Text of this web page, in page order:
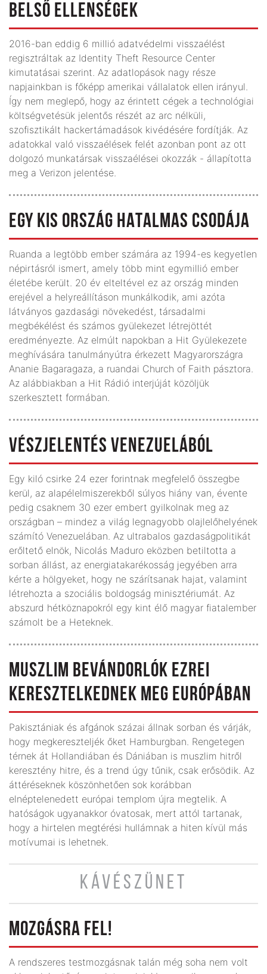
BELSŐ ELLENSÉGEK
2016-ban eddig 6 millió adatvédelmi visszaélést
regisztráltak az Identity Theft Resource Center
kimutatásai szerint. Az adatlopások nagy része
napjainkban is főképp amerikai vállalatok ellen irányul.
Így nem meglepő, hogy az érintett cégek a technológiai
költségvetésük jelentős részét az arc nélküli,
szofisztikált hackertámadások kivédésére fordítják. Az
adatokkal való visszaélések felét azonban pont az ott
dolgozó munkatársak visszaélései okozzák - állapította
meg a Verizon jelentése.
EGY KIS ORSZÁG HATALMAS CSODÁJA
Ruanda a legtöbb ember számára az 1994-es kegyetlen
nép­irtásról ismert, amely több mint egymillió ember
életébe került. 20 év elteltével ez az ország minden
erejével a helyreállításon munkálkodik, ami azóta
látványos gazdasági növekedést, társadalmi
megbékélést és számos gyülekezet létrejöttét
eredményezte. Az elmúlt napokban a Hit Gyülekezete
meghívására tanulmányútra érkezett Magyarországra
Ananie Bagaragaza, a ruandai Church of Faith pásztora.
Az alábbiakban a Hit Rádió interjúját közöljük
szerkesztett formában.
VÉSZJELENTÉS VENEZUELÁBÓL
Egy kiló csirke 24 ezer forintnak megfelelő összegbe
kerül, az alapélelmiszerekből súlyos hiány van, évente
pedig csaknem 30 ezer embert gyilkolnak meg az
országban – mindez a világ legnagyobb olajlelőhelyének
számító Venezuelában. Az ultrabalos gazdaságpolitikát
erőltető elnök, Nicolás Maduro eközben betiltotta a
sorban állást, az energiatakarékosság jegyében arra
kérte a hölgyeket, hogy ne szárítsanak hajat, valamint
létrehozta a szociális boldogság minisztériumát. Az
abszurd hétköznapokról egy kint élő magyar fiatalember
számolt be a Heteknek.
MUSZLIM BEVÁNDORLÓK EZREI
KERESZTELKEDNEK MEG EURÓPÁBAN
Pakisztániak és afgánok százai állnak sorban és várják,
hogy megkereszteljék őket Hamburgban. Rengetegen
térnek át Hollandiában és Dániában is muszlim hitről
keresztény hitre, és a trend úgy tűnik, csak erősödik. Az
áttéréseknek köszönhetően sok korábban
elnéptelenedett európai templom újra megtelik. A
hatóságok ugyanakkor óvatosak, mert attól tartanak,
hogy a hirtelen megtérési hullámnak a hiten kívül más
motívumai is lehetnek.
KÁVÉSZÜNET
MOZGÁSRA FEL!
A rendszeres testmozgásnak talán még soha nem volt